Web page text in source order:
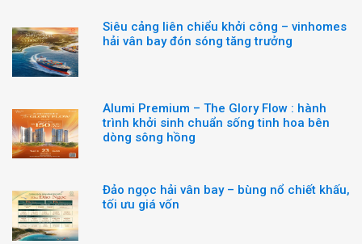
Siêu cảng liên chiểu khởi công – vinhomes
hải vân bay đón sóng tăng trưởng
Alumi Premium – The Glory Flow : hành
trình khởi sinh chuẩn sống tinh hoa bên
dòng sông hồng
Đảo ngọc hải vân bay – bùng nổ chiết khấu,
tối ưu giá vốn